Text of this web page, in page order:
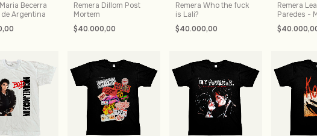
Becerra
Argentina
Remera Dillom Post
Mortem
$40.000,00
Remera Who the fuck
is Lali?
$40.000,00
Remera
Paredes -